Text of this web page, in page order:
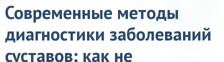
Современные методы
диагностики заболеваний
суставов: как не